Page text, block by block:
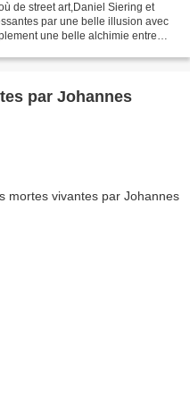
de street art,Daniel Siering et
par une belle illusion avec
une belle alchimie entre
par Johannes